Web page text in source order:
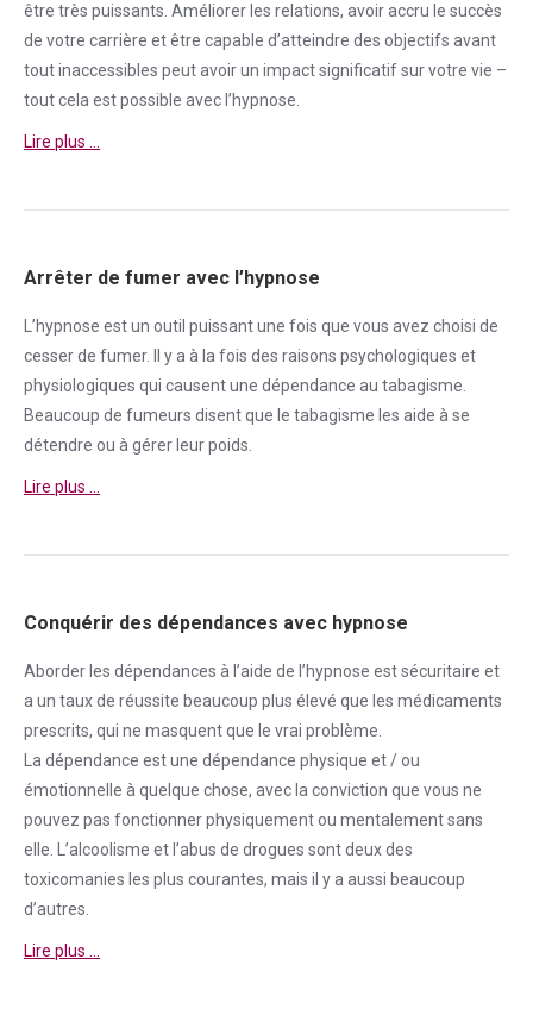
être très puissants. Améliorer les relations, avoir accru le succès
de votre carrière et être capable d’atteindre des objectifs avant
tout inaccessibles peut avoir un impact significatif sur votre vie –
tout cela est possible avec l’hypnose.
Lire plus …
Arrêter de fumer avec l’hypnose
L’hypnose est un outil puissant une fois que vous avez choisi de
cesser de fumer. Il y a à la fois des raisons psychologiques et
physiologiques qui causent une dépendance au tabagisme.
Beaucoup de fumeurs disent que le tabagisme les aide à se
détendre ou à gérer leur poids.
Lire plus …
Conquérir des dépendances avec hypnose
Aborder les dépendances à l’aide de l’hypnose est sécuritaire et
a un taux de réussite beaucoup plus élevé que les médicaments
prescrits, qui ne masquent que le vrai problème.
La dépendance est une dépendance physique et / ou
émotionnelle à quelque chose, avec la conviction que vous ne
pouvez pas fonctionner physiquement ou mentalement sans
elle. L’alcoolisme et l’abus de drogues sont deux des
toxicomanies les plus courantes, mais il y a aussi beaucoup
d’autres.
Lire plus …